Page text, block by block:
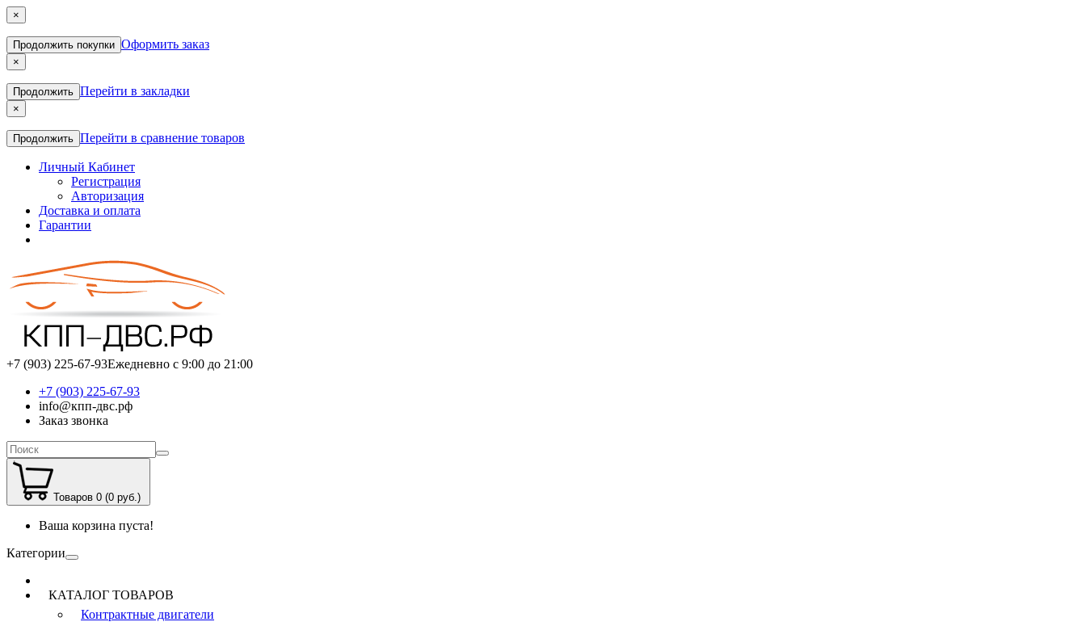
×
Продолжить покупки Оформить заказ
×
Продолжить Перейти в закладки
×
Продолжить Перейти в сравнение товаров
Личный Кабинет
Регистрация
Авторизация
Доставка и оплата
Гарантии
+7 (903) 225-67-93Ежедневно с 9:00 до 21:00
+7 (903) 225-67-93
info@кпп-двс.рф
Заказ звонка
Товаров 0 (0 руб.)
Ваша корзина пуста!
Категории
КАТАЛОГ ТОВАРОВ
Контрактные двигатели